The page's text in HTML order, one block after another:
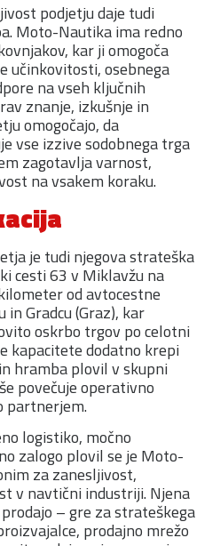
podjetju daje tudi
Moto-Nautika ima redno
kar ji omogoča
učinkovitosti, osebnega
na vseh ključnih
znanje, izkušnje in
omogočajo, da
vse izzive sodobnega trga
zagotavlja varnost,
na vsakem koraku.
je tudi njegova strateška
cesti 63 v Miklavžu na
od avtocestne
Gradcu (Graz), kar
oskrbo trgov po celotni
kapacitete dodatno krepi
hramba plovil v skupni
povečuje operativno
partnerjem.
logistiko, močno
zalogo plovil se je Moto-
za zanesljivost,
v navtični industriji. Njena
– gre za strateškega
prodajno mrežo